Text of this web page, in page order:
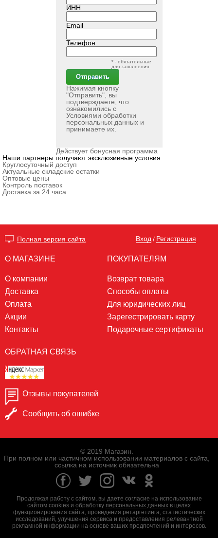
ИНН
Email
Телефон
* - обязательные
для заполнения
Нажимая кнопку
"Отправить", вы
подтверждаете, что
ознакомились с
Условиями обработки
персональных данныхи
принимаете их.
Действует бонусная программа
Наши партнеры получают эксклюзивные условия
Круглосуточный доступ
Актуальные складские остатки
Оптовые цены
Контроль поставок
Доставка за 24 часа
Полная версия сайта Вход / Регистрация
О МАГАЗИНЕ
О компании
Доставка
Оплата
Акции
Контакты
ПОКУПАТЕЛЯМ
Возврат товара
Способы оплаты
Для юридических лиц
Зарегестрировать карту
Подарочные сертификаты
ОБРАТНАЯ СВЯЗЬ
Отзывы покупателей
Сообщить об ошибке
© 2019 Магазин.
При полном или частичном использовании материалов с сайта,
ссылка на источник обязательна
Продолжая работу с сайтом, вы даете согласие на использование
сайтом cookies и обработку персональных данных в целях
функционирования сайта, проведения ретаргетинга, статистических
исследований, улучшения сервиса и предоставления релевантной
рекламной информации на основе ваших предпочтений и интересов.